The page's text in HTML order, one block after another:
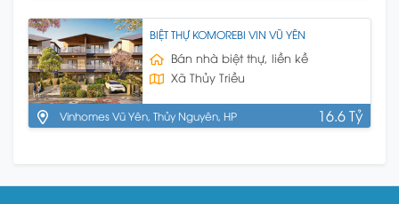
BIỆT THỰ KOMOREBI VIN VŨ YÊN
Bán nhà biệt thự, liền kề
Xã Thủy Triều
Vinhomes Vũ Yên, Thủy Nguyên, HP 16.6 Tỷ